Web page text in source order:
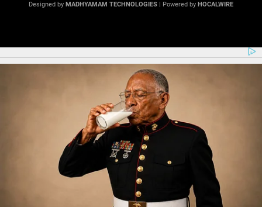
Designed by MADHYAMAM TECHNOLOGIES | Powered by HOCALWIRE